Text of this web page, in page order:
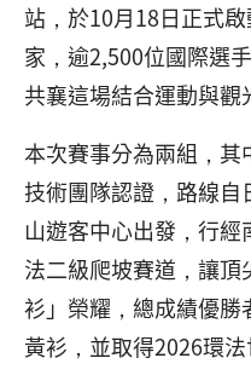
站，於10月18日正式
家，逾2,500位國際選
共襄這場結合運動與觀
本次賽事分為兩組，
技術團隊認證，路線
山遊客中心出發，行
法二級爬坡賽道，讓
衫」榮耀，總成績優
黃衫，並取得2026環